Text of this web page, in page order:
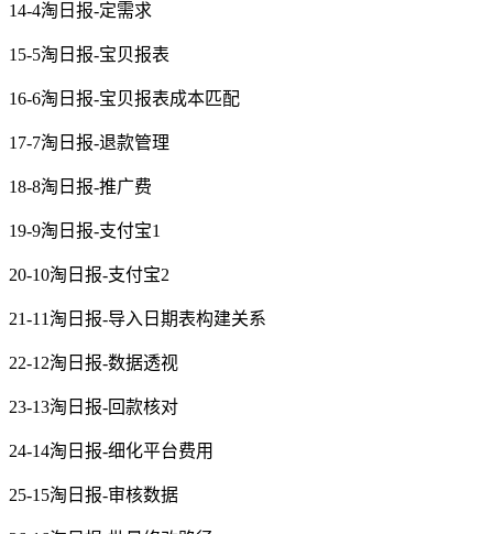
14-4淘日报-定需求
15-5淘日报-宝贝报表
16-6淘日报-宝贝报表成本匹配
17-7淘日报-退款管理
18-8淘日报-推广费
19-9淘日报-支付宝1
20-10淘日报-支付宝2
21-11淘日报-导入日期表构建关系
22-12淘日报-数据透视
23-13淘日报-回款核对
24-14淘日报-细化平台费用
25-15淘日报-审核数据